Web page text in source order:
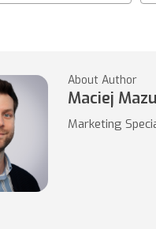
About Author
Maciej
Marketing